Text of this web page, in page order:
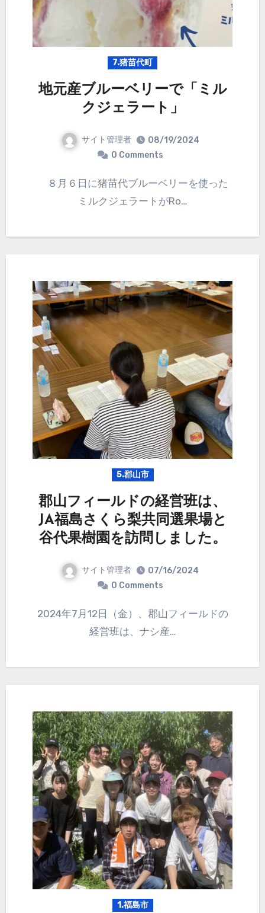
7.猪苗代町
地元産ブルーベリーで「ミル
クジェラート」
サイト管理者
08/19/2024
0 Comments
８月６日に猪苗代ブルーベリーを使った
ミルクジェラートがRo…
5.郡山市
郡山フィールドの経営班は、
JA福島さくら梨共同選果場と
谷代果樹園を訪問しました。
サイト管理者
07/16/2024
0 Comments
2024年7月12日（金）、郡山フィールドの
経営班は、ナシ産…
1.福島市